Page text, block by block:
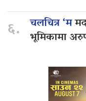
६. चलचित्र ‘म
भूमिकामा